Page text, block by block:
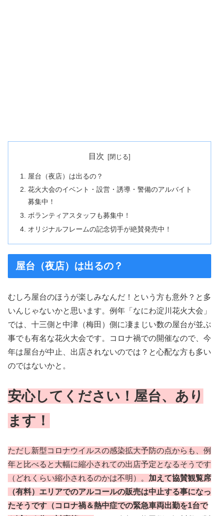
目次
屋台（夜店）は出るの？
花火大会のイベント・設営・誘導・警備のアルバイト
募集中！
ボランティアスタッフも募集中！
オリジナルフレームの記念切手が絶賛発売中！
屋台（夜店）は出るの？
むしろ屋台のほうが楽しみなんだ！という方も意外？と多
いんじゃないかと思います。例年「なにわ淀川花火大会」
では、十三側と中津（梅田）側に凄まじい数の屋台が並ぶ
事でも有名な花火大会です。コロナ禍での開催なので、今
年は屋台が中止、出店されないのでは？と心配な方も多い
のではないかと。
安心してください！屋台、あり
ます！
ただし新型コロナウイルスの感染拡大予防の点からも、例
年と比べると大幅に縮小されての出店予定となるそうです
（どれくらい縮小されるのかは不明）。 加えて協賛観覧席
（有料）エリアでのアルコールの販売は中止する事になっ
たそうです（コロナ禍＆熱中症での緊急車両出勤を1台で